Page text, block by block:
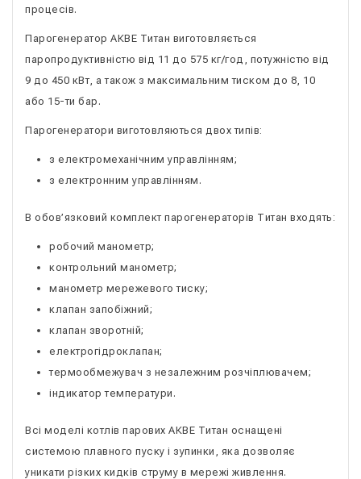
процесів.
Парогенератор АКВЕ Титан виготовляється
паропродуктивністю від 11 до 575 кг/год, потужністю від
9 до 450 кВт, а також з максимальним тиском до 8, 10
або 15-ти бар.
Парогенератори виготовляються двох типів:
з електромеханічним управлінням;
з електронним управлінням.
В обов’язковий комплект парогенераторів Титан входять:
робочий манометр;
контрольний манометр;
манометр мережевого тиску;
клапан запобіжний;
клапан зворотній;
електрогідроклапан;
термообмежувач з незалежним розчіплювачем;
індикатор температури.
Всі моделі котлів парових АКВЕ Титан оснащені
системою плавного пуску і зупинки, яка дозволяє
уникати різких кидків струму в мережі живлення.